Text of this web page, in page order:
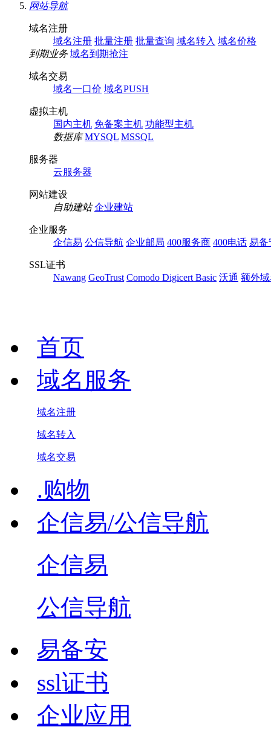
网站导航
域名注册
域名注册 批量注册 批量查询 域名转入 域名价格
到期业务 域名到期抢注
域名交易
域名一口价 域名PUSH
虚拟主机
国内主机 免备案主机 功能型主机
数据库 MYSQL MSSQL
服务器
云服务器
网站建设
自助建站 企业建站
企业服务
企信易 公信导航 企业邮局 400服务商 400电话 易备
SSL证书
Nawang GeoTrust Comodo Digicert Basic 沃通 额外
首页
域名服务
域名注册
域名转入
域名交易
.购物
企信易/公信导航
企信易
公信导航
易备安
ssl证书
企业应用